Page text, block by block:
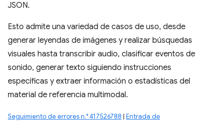
JSON.
Esto admite una variedad de casos de uso, desde
generar leyendas de imágenes y realizar búsquedas
visuales hasta transcribir audio, clasificar eventos de
sonido, generar texto siguiendo instrucciones
específicas y extraer información o estadísticas del
material de referencia multimodal.
Seguimiento de errores n.° 417526788 | Entrada de